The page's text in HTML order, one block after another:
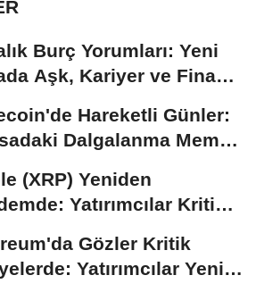
Burç Yorumları: Yeni
Aşk, Kariyer ve Finans
Hareketli Günler:
Dalgalanma Meme
(XRP) Yeniden
Yatırımcılar Kritik
Gözler Kritik
Yatırımcılar Yeni